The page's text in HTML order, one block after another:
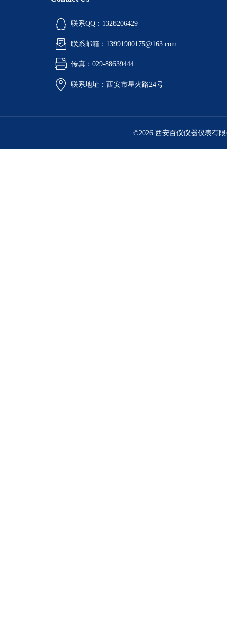
联系QQ：1328206429
联系邮箱：13991900175@163.com
传真：029-88639444
联系地址：西安市星火路24号
©2026 西安百仪仪器仪表有